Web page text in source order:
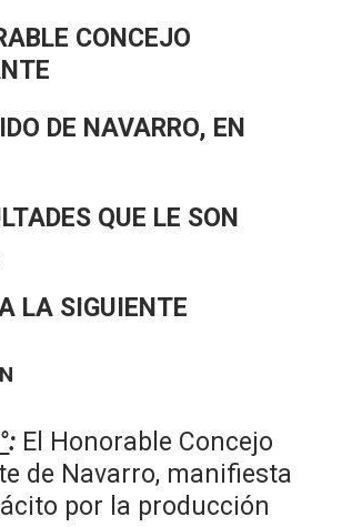
CONCEJO
DE NAVARRO, EN
QUE LE SON
LA SIGUIENTE
: El Honorable Concejo
de Navarro, manifiesta
por la producción